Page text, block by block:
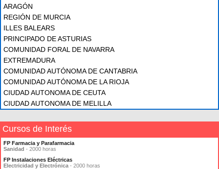
ARAGÓN
REGIÓN DE MURCIA
ILLES BALEARS
PRINCIPADO DE ASTURIAS
COMUNIDAD FORAL DE NAVARRA
EXTREMADURA
COMUNIDAD AUTÓNOMA DE CANTABRIA
COMUNIDAD AUTÓNOMA DE LA RIOJA
CIUDAD AUTONOMA DE CEUTA
CIUDAD AUTONOMA DE MELILLA
Cursos de Interés
FP Farmacia y Parafarmacia
Sanidad - 2000 horas
FP Instalaciones Eléctricas
Electricidad y Electrónica - 2000 horas